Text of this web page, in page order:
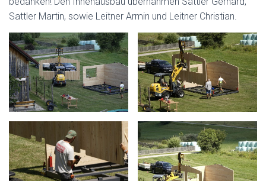
Sattler Martin, sowie Leitner Armin und Leitner Christian.